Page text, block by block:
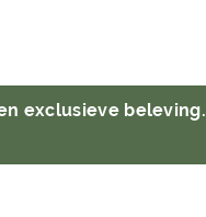
exclusieve beleving.